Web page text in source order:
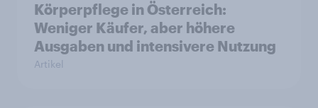
Körperpflege in Österreich:
Weniger Käufer, aber höhere
Ausgaben und intensivere Nutzung
Artikel